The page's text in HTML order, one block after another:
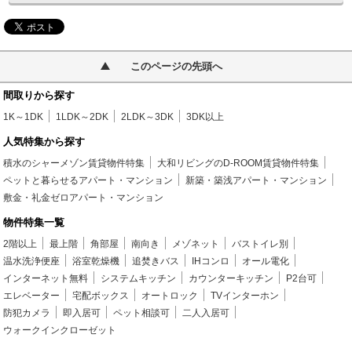
このページの先頭へ
間取りから探す
1K～1DK 1LDK～2DK 2LDK～3DK 3DK以上
人気特集から探す
積水のシャーメゾン賃貸物件特集
大和リビングのD-ROOM賃貸物件特集
ペットと暮らせるアパート・マンション
新築・築浅アパート・マンション
敷金・礼金ゼロアパート・マンション
物件特集一覧
2階以上 最上階 角部屋 南向き メゾネット
バストイレ別
温水洗浄便座
浴室乾燥機 追焚きバス IHコンロ
オール電化
インターネット無料
システムキッチン カウンターキッチン
P2台可
エレベーター
宅配ボックス オートロック
TVインターホン
防犯カメラ
即入居可 ペット相談可
二人入居可
ウォークインクローゼット